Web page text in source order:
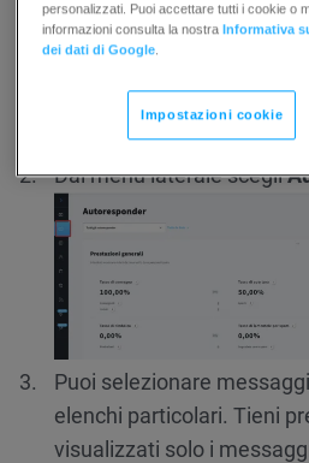
Seleziona Statistiche.
Vai a Report.
Dal menu laterale scegli
Puoi selezionare
elenchi particolari. Tieni
visualizzati solo i
personalizzati. Puoi accettare tutti i cookie o
informazioni consulta la nostra Informativa
dei dati di Google.
Impostazioni cookie